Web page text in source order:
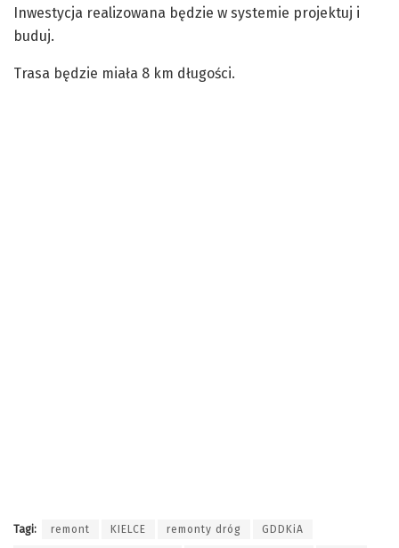
Inwestycja realizowana będzie w systemie projektuj i
buduj.
Trasa będzie miała 8 km długości.
Tagi: remont KIELCE remonty dróg GDDKiA